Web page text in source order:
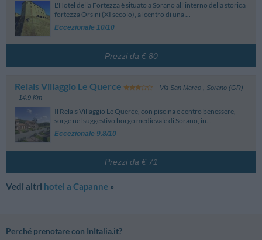
L'Hotel della Fortezza è situato a Sorano all'interno della storica
fortezza Orsini (XI secolo), al centro di una ...
Eccezionale 10/10
Prezzi da € 80
Relais Villaggio Le Querce Via San Marco
Sorano (GR)
- 14.9 Km
Il Relais Villaggio Le Querce, con piscina e centro benessere,
sorge nel suggestivo borgo medievale di Sorano, in...
Eccezionale 9.8/10
Prezzi da € 71
Vedi altri hotel a Capanne »
Perché prenotare con InItalia.it?